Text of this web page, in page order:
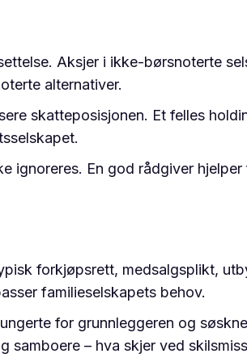
Aksjer i ikke-børsnoterte
alternativer.
skatteposisjonen. Et felles
ignoreres. En god rådgiver
forkjøpsrett, medsalgsplikt,
familieselskapets behov.
for grunnleggeren og
– hva skjer ved